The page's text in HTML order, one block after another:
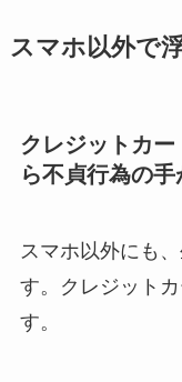
スマホ以外で
クレジットカ
ら不貞行為の
スマホ以外にも
す。クレジット
す。